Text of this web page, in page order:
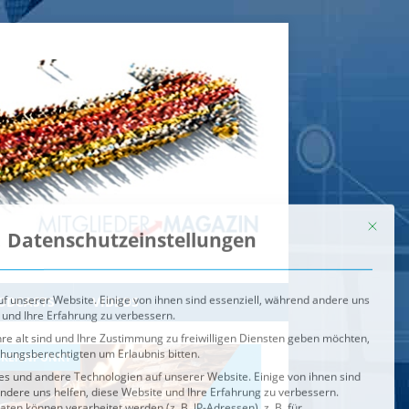
VIDEOS
unserer Website. Einige von ihnen sind essenziell, während andere uns
Ihre Erfahrung zu verbessern.
alt sind und Ihre Zustimmung zu freiwilligen Diensten geben möchten,
um Erlaubnis bitten.
und andere Technologien auf unserer Website. Einige von ihnen sind
uns helfen, diese Website und Ihre Erfahrung zu verbessern.
können verarbeitet werden (z. B. IP-Adressen), z. B. für
und Inhalte oder Anzeigen- und Inhaltsmessung.
Verwendung Ihrer Daten finden Sie in unsererDatenschutzerklärung
Service-Gruppen, für die eine Einwilligung erteilt werden
Externe Medien
Speichern
Alle akzeptieren